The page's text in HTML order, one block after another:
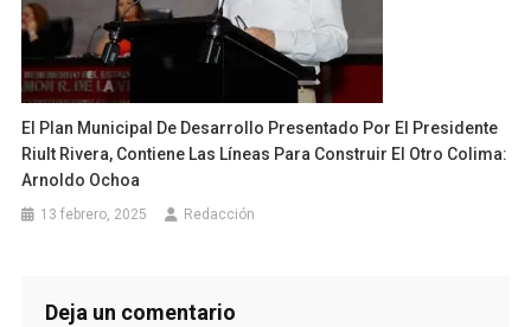
El Plan Municipal De Desarrollo Presentado Por El Presidente
Riult Rivera, Contiene Las Líneas Para Construir El Otro Colima:
Arnoldo Ochoa
13 febrero, 2025 Redacción
Deja un comentario